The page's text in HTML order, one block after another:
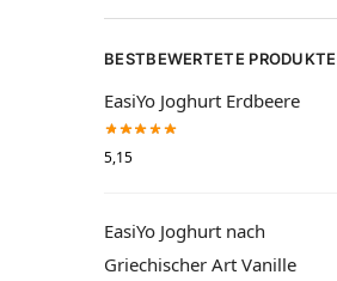
BESTBEWERTETE PRODUKTE
EasiYo Joghurt Erdbeere
5,15
EasiYo Joghurt nach
Griechischer Art Vanille